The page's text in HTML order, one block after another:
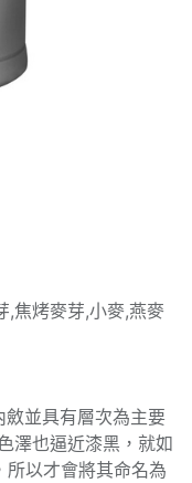
,焦烤麥芽,小麥,燕麥
並具有層次為主要
澤也逼近漆黑，就如
所以才會將其命名為